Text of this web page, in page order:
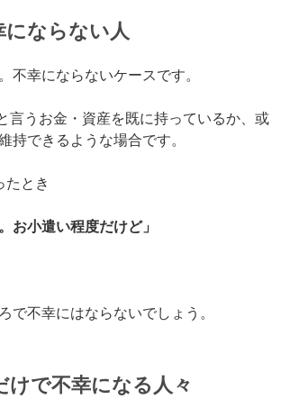
にならない人
不幸にならないケースです。
言うお金・資産を既に持っているか、或
持できるような場合です。
たとき
お小遣い程度だけど」
で不幸にはならないでしょう。
で不幸になる人々